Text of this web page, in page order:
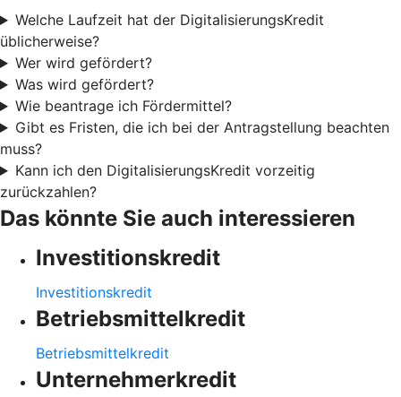
Welche Laufzeit hat der DigitalisierungsKredit
üblicherweise?
Wer wird gefördert?
Was wird gefördert?
Wie beantrage ich Fördermittel?
Gibt es Fristen, die ich bei der Antragstellung beachten
muss?
Kann ich den DigitalisierungsKredit vorzeitig
zurückzahlen?
Das könnte Sie auch interessieren
Investitionskredit
Investitionskredit
Betriebsmittelkredit
Betriebsmittelkredit
Unternehmerkredit